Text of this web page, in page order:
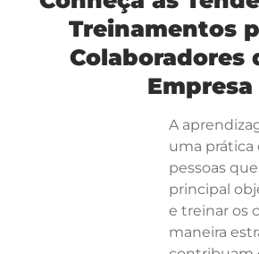
Treinamentos
Colaboradores
Empresa
A
uma prática
pessoas
principal
e treinar os
maneira